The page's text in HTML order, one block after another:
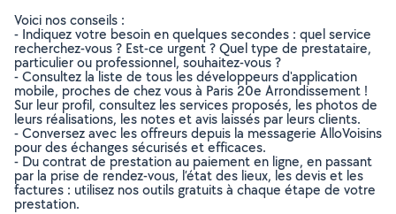
Voici nos conseils :
- Indiquez votre besoin en quelques secondes : quel service
recherchez-vous ? Est-ce urgent ? Quel type de prestataire,
particulier ou professionnel, souhaitez-vous ?
- Consultez la liste de tous les développeurs d'application
mobile, proches de chez vous à Paris 20e Arrondissement !
Sur leur profil, consultez les services proposés, les photos de
leurs réalisations, les notes et avis laissés par leurs clients.
- Conversez avec les offreurs depuis la messagerie AlloVoisins
pour des échanges sécurisés et efficaces.
- Du contrat de prestation au paiement en ligne, en passant
par la prise de rendez-vous, l’état des lieux, les devis et les
factures : utilisez nos outils gratuits à chaque étape de votre
prestation.